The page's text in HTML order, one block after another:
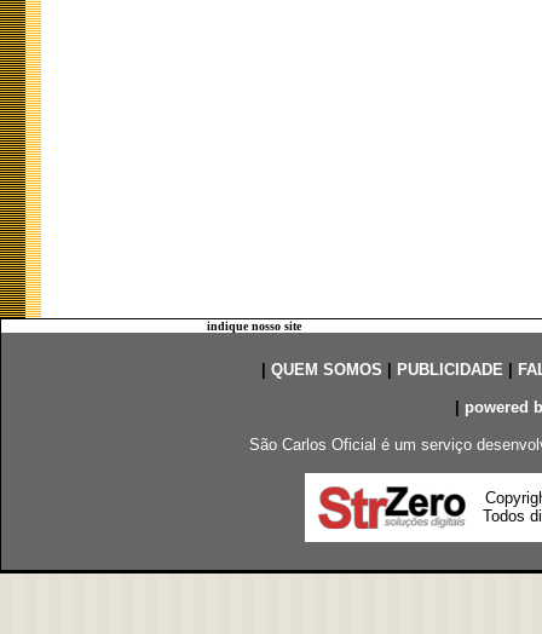
indique nosso site
QUEM SOMOS PUBLICIDADE|
powered
São Carlos Oficial é um serviço
Todos